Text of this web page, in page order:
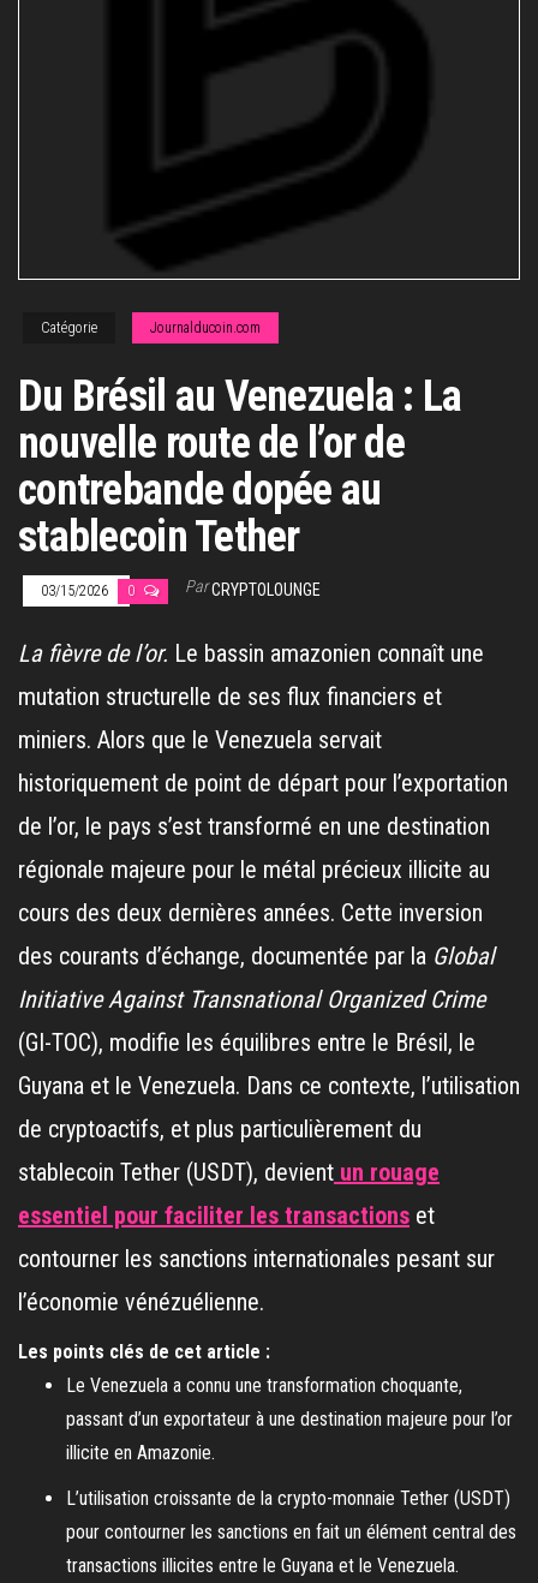
Catégorie Journalducoin.com
Du Brésil au Venezuela : La
nouvelle route de l’or de
contrebande dopée au
stablecoin Tether
03/15/2026 0 ParCRYPTOLOUNGE
La fièvre de l’or. Le bassin amazonien connaît une
mutation structurelle de ses flux financiers et
miniers. Alors que le Venezuela servait
historiquement de point de départ pour l’exportation
de l’or, le pays s’est transformé en une destination
régionale majeure pour le métal précieux illicite au
cours des deux dernières années. Cette inversion
des courants d’échange, documentée par la Global
Initiative Against Transnational Organized Crime
(GI-TOC), modifie les équilibres entre le Brésil, le
Guyana et le Venezuela. Dans ce contexte, l’utilisation
de cryptoactifs, et plus particulièrement du
stablecoin Tether (USDT), devient un rouage
essentiel pour faciliter les transactions et
contourner les sanctions internationales pesant sur
l’économie vénézuélienne.
Les points clés de cet article :
Le Venezuela a connu une transformation choquante,
passant d’un exportateur à une destination majeure pour l’or
illicite en Amazonie.
L’utilisation croissante de la crypto-monnaie Tether (USDT)
pour contourner les sanctions en fait un élément central des
transactions illicites entre le Guyana et le Venezuela.